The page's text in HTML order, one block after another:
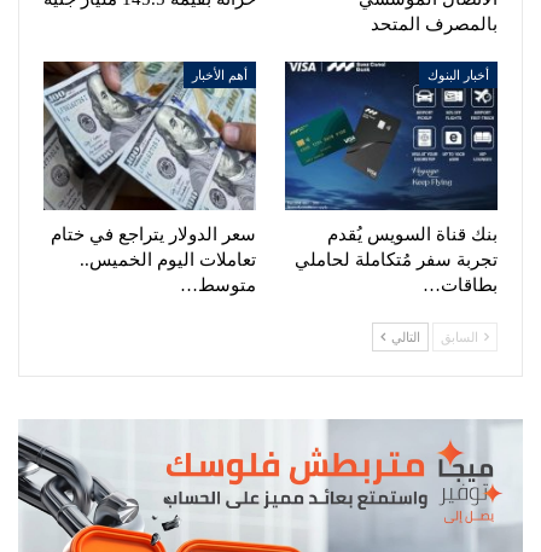
بالمصرف المتحد
أخبار البنوك
بنك قناة السويس يُقدم
تجربة سفر مُتكاملة لحاملي
بطاقات…
أهم الأخبار
سعر الدولار يتراجع في ختام
تعاملات اليوم الخميس..
متوسط…
السابق التالي